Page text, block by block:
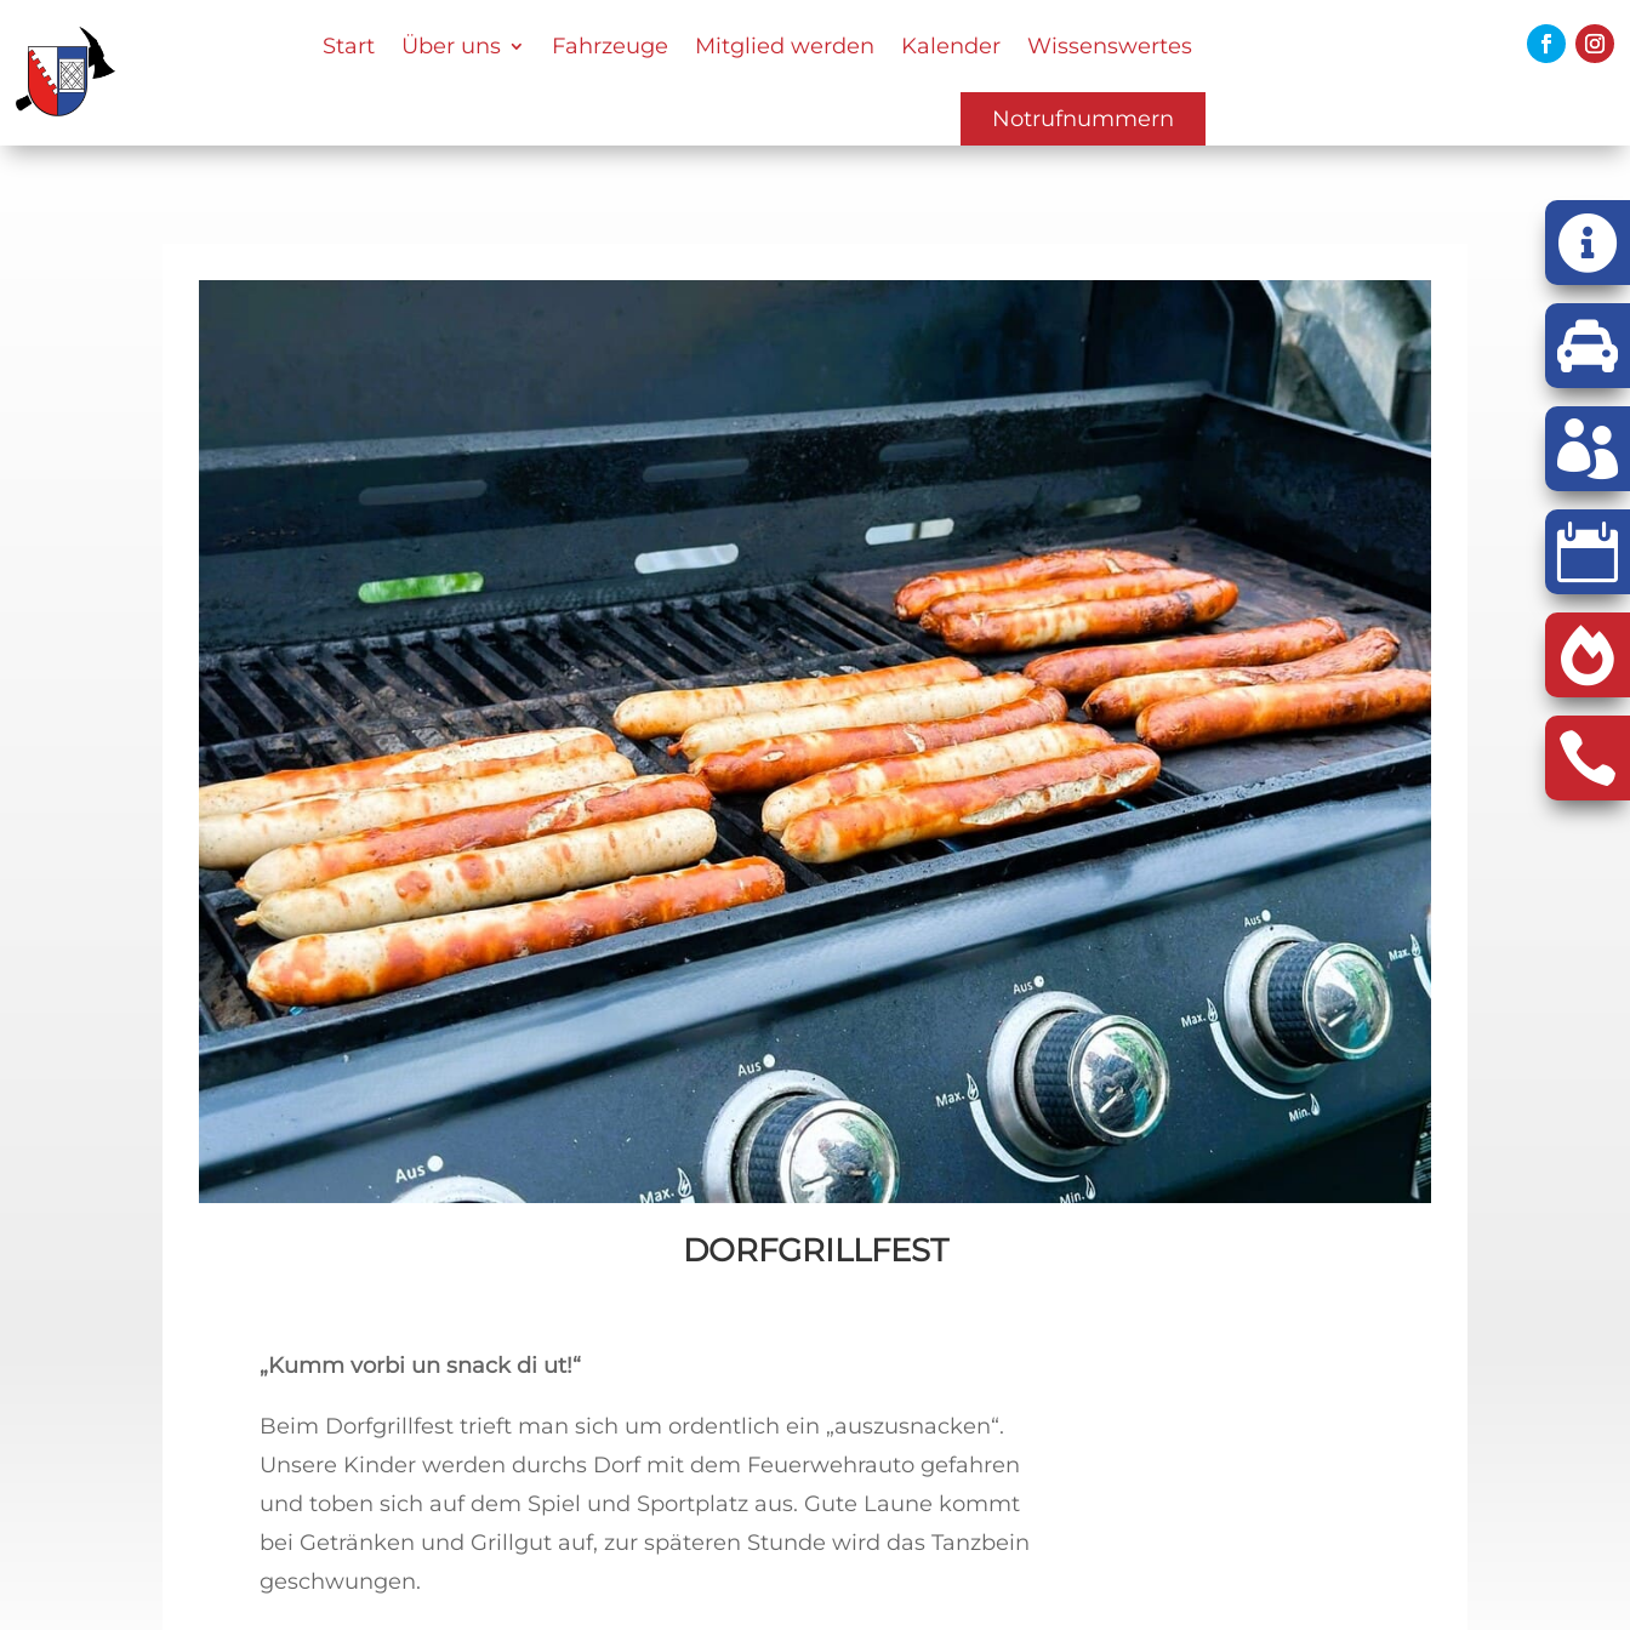
Start Über uns Fahrzeuge Mitglied werden Kalender Wissenswertes
Notrufnummern
DORFGRILLFEST
„Kumm vorbi un snack di ut!“
Beim Dorfgrillfest trieft man sich um ordentlich ein „auszusnacken“.
Unsere Kinder werden durchs Dorf mit dem Feuerwehrauto gefahren
und toben sich auf dem Spiel und Sportplatz aus. Gute Laune kommt
bei Getränken und Grillgut auf, zur späteren Stunde wird das Tanzbein
geschwungen.





